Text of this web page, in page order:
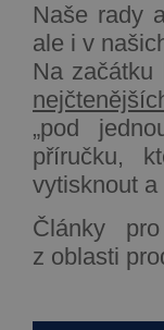
Naše rady
ale i v
Na začátku
„pod
příručku,
vytisknout
Články
z oblasti